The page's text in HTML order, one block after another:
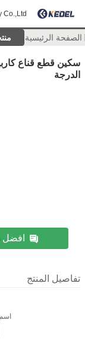
Co.,Ltd
الصفحة الرئيسية
الدرجة
افضل
تفاصيل المنتج
اسم